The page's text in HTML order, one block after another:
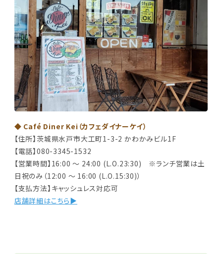
◆ Café Diner Kei（カフェダイナーケイ）
【住所】茨城県水戸市大工町1-3-2 かわかみビル1F
【電話】080-3345-1532
【営業時間】16:00 ～ 24:00 (L.O.23:30) ※ランチ営業は土
日祝のみ（12:00 ～ 16:00 (L.O.15:30)）
【支払方法】キャッシュレス対応可
店舗詳細はこちら▶